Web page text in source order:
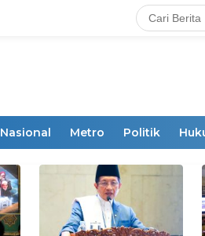
Nasional Metro Politik